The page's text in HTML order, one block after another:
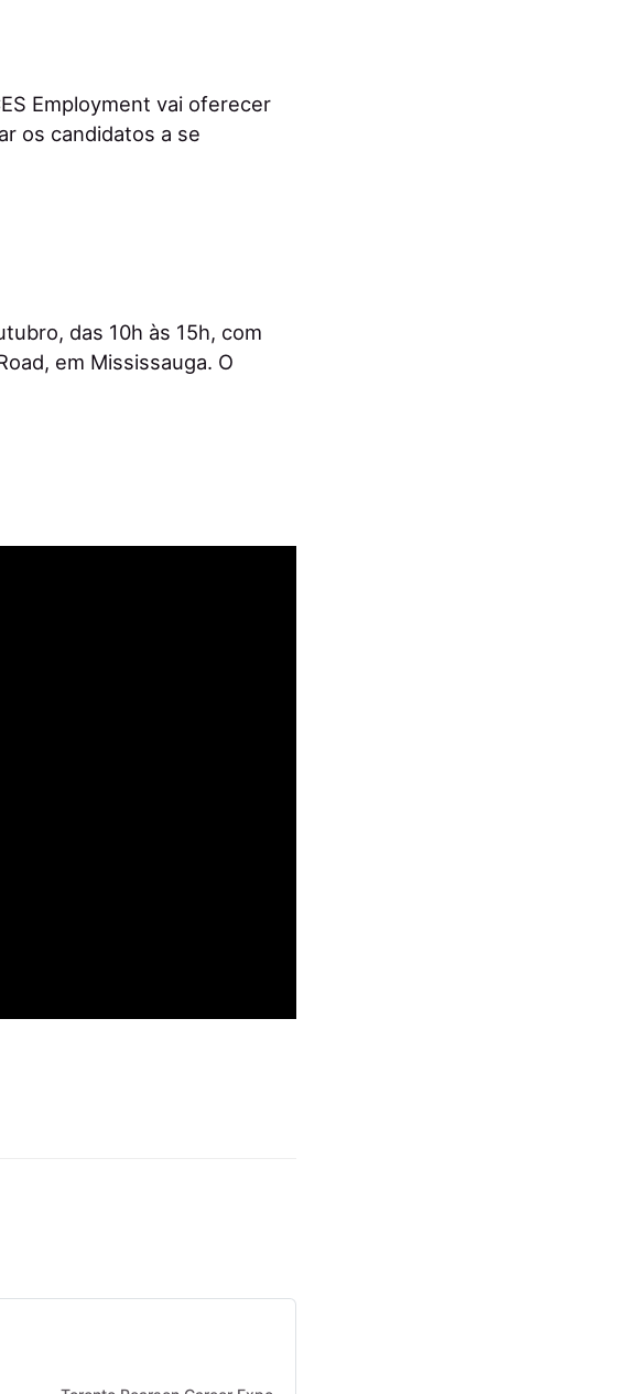
Employment vai oferecer
os candidatos a se
das 10h às 15h, com
em Mississauga. O